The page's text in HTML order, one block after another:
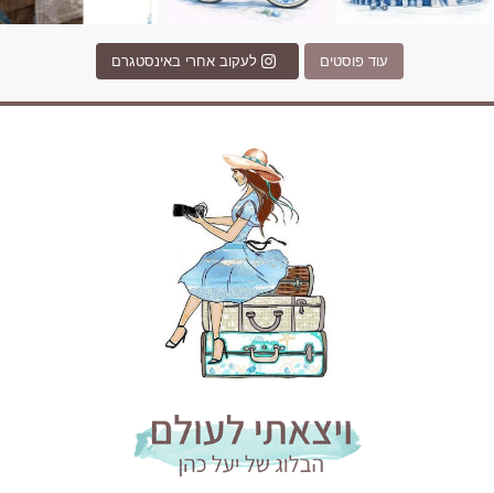
עוד פוסטים לעקוב אחרי באינסטגרם